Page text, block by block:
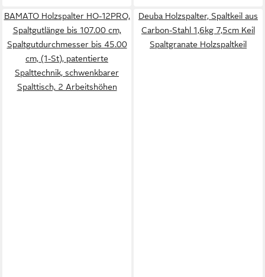
BAMATO Holzspalter HO-12PRO,
Spaltgutlänge bis 107.00 cm,
Spaltgutdurchmesser bis 45.00
cm, (1-St), patentierte
Spalttechnik, schwenkbarer
Spalttisch, 2 Arbeitshöhen
Deuba Holzspalter, Spaltkeil aus
Carbon-Stahl 1,6kg 7,5cm Keil
Spaltgranate Holzspaltkeil